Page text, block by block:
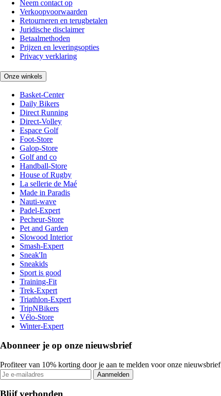
Neem contact op
Verkoopvoorwaarden
Retourneren en terugbetalen
Juridische disclaimer
Betaalmethoden
Prijzen en leveringsopties
Privacy verklaring
Onze winkels
Basket-Center
Daily Bikers
Direct Running
Direct-Volley
Espace Golf
Foot-Store
Galop-Store
Golf and co
Handball-Store
House of Rugby
La sellerie de Maé
Made in Paradis
Nauti-wave
Padel-Expert
Pecheur-Store
Pet and Garden
Slowood Interior
Smash-Expert
Sneak'In
Sneakids
Sport is good
Training-Fit
Trek-Expert
Triathlon-Expert
TripNBikers
Vélo-Store
Winter-Expert
Abonneer je op onze nieuwsbrief
Profiteer van 10% korting door je aan te melden voor onze nieuwsbrief
Aanmelden